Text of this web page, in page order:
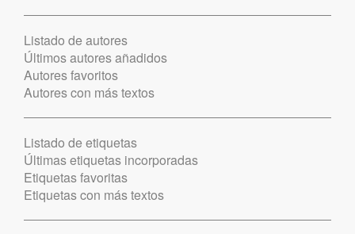
Listado de autores
Últimos autores añadidos
Autores favoritos
Autores con más textos
Listado de etiquetas
Últimas etiquetas incorporadas
Etiquetas favoritas
Etiquetas con más textos